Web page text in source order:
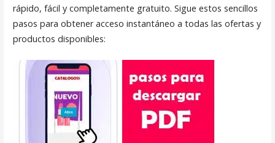
rápido, fácil y completamente gratuito. Sigue estos sencillos
pasos para obtener acceso instantáneo a todas las ofertas y
productos disponibles: